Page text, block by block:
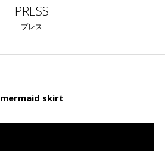
PRESS
プレス
mermaid skirt